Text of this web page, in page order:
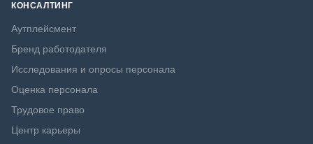
КОНСАЛТИНГ
Аутплейсмент
Бренд работодателя
Исследования и опросы персонала
Оценка персонала
Трудовое право
Центр карьеры